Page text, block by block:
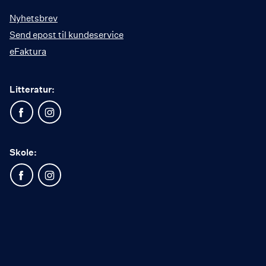
Nyhetsbrev
Send epost til kundeservice
eFaktura
Litteratur:
Skole: